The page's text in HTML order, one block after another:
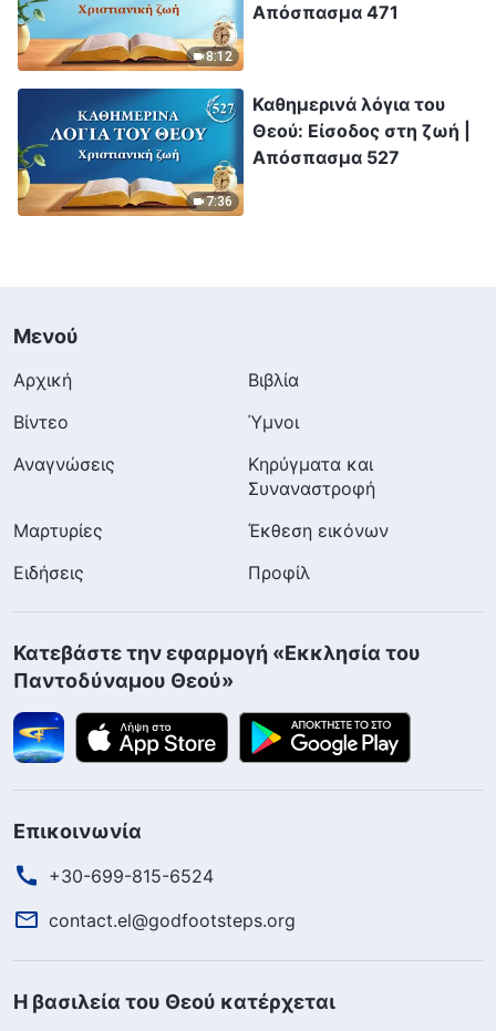
8:12
Απόσπασμα 471
7:36
Καθημερινά λόγια του
Θεού: Είσοδος στη ζωή |
Απόσπασμα 527
Μενού
Αρχική
Βιβλία
Βίντεο
Ύμνοι
Αναγνώσεις
Κηρύγματα και
Συναναστροφή
Μαρτυρίες
Έκθεση εικόνων
Ειδήσεις
Προφίλ
Κατεβάστε την εφαρμογή «Εκκλησία του
Παντοδύναμου Θεού»
Επικοινωνία
+30-699-815-6524
contact.el@godfootsteps.org
Η βασιλεία του Θεού κατέρχεται